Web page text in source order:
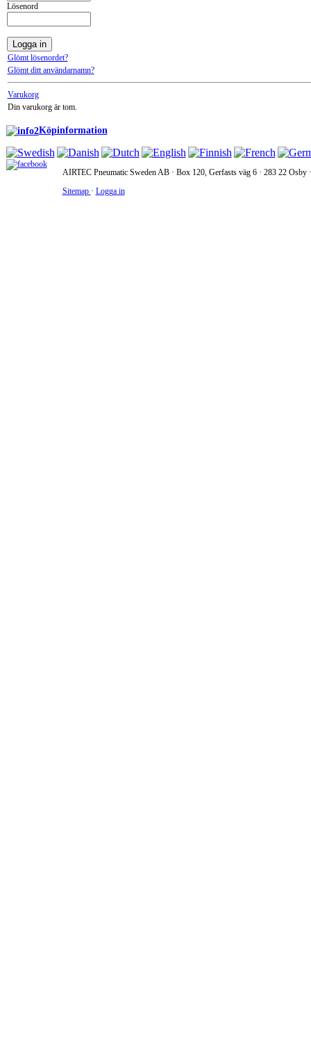
Lösenord
Glömt lösenordet?
Glömt ditt användarnamn?
Varukorg
Din varukorg är tom.
Köpinformation
AIRTEC Pneumatic Sweden AB · Box 120, Gerfasts väg 6 · 283 22
Sitemap · Logga in